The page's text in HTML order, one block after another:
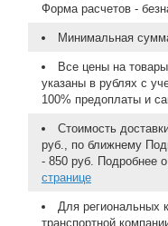
Форма расчетов -
Минимальная
Все цены на
указаны в рублях с
100% предоплаты и
Стоимость
руб., по ближнему
- 850 руб. Подробнее
странице
Для региональных
транспортной